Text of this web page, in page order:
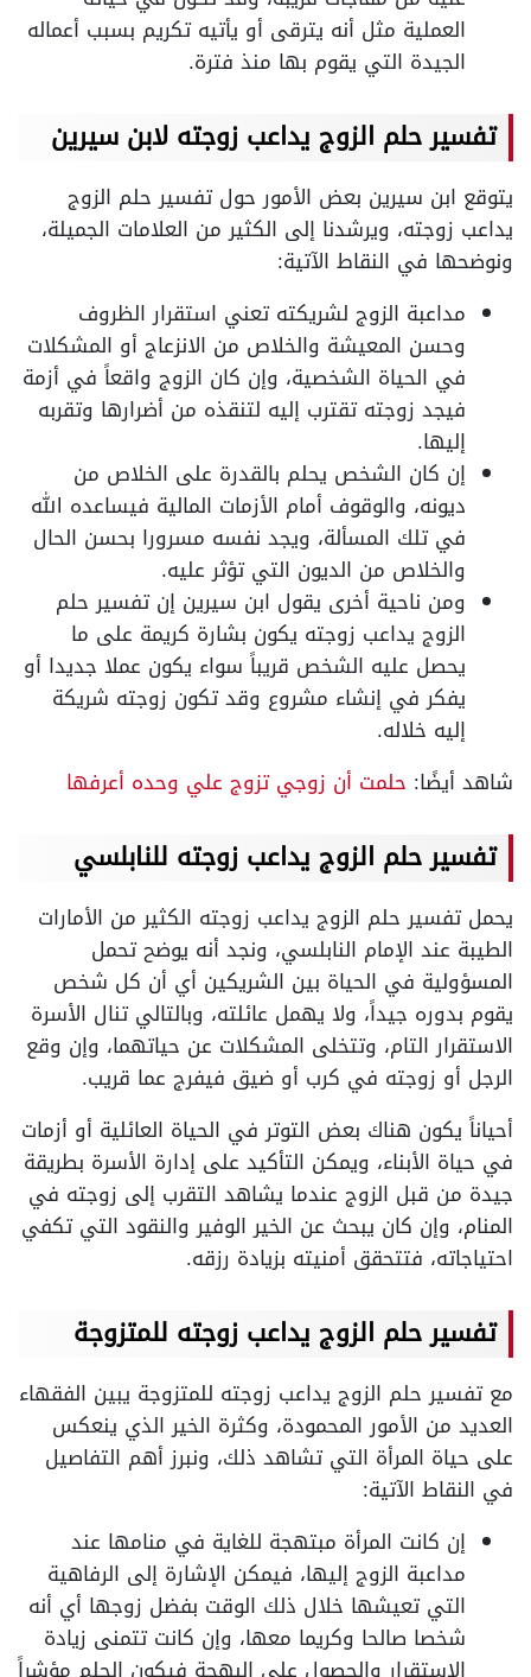
العملية مثل أنه يترقى أو يأتيه تكريم بسبب أعماله
الجيدة التي يقوم بها منذ فترة.
تفسير حلم الزوج يداعب زوجته لابن سيرين
يتوقع ابن سيرين بعض الأمور حول تفسير حلم الزوج
يداعب زوجته، ويرشدنا إلى الكثير من العلامات الجميلة،
ونوضحها في النقاط الآتية:
مداعبة الزوج لشريكته تعني استقرار الظروف
وحسن المعيشة والخلاص من الانزعاج أو المشكلات
في الحياة الشخصية، وإن كان الزوج واقعاً في أزمة
فيجد زوجته تقترب إليه لتنقذه من أضرارها وتقربه
إليها.
إن كان الشخص يحلم بالقدرة على الخلاص من
ديونه، والوقوف أمام الأزمات المالية فيساعده الله
في تلك المسألة، ويجد نفسه مسرورا بحسن الحال
والخلاص من الديون التي تؤثر عليه.
ومن ناحية أخرى يقول ابن سيرين إن تفسير حلم
الزوج يداعب زوجته يكون بشارة كريمة على ما
يحصل عليه الشخص قريباً سواء يكون عملا جديدا أو
يفكر في إنشاء مشروع وقد تكون زوجته شريكة
إليه خلاله.
شاهد أيضًا: حلمت أن زوجي تزوج علي وحده أعرفها
تفسير حلم الزوج يداعب زوجته للنابلسي
يحمل تفسير حلم الزوج يداعب زوجته الكثير من الأمارات
الطيبة عند الإمام النابلسي، ونجد أنه يوضح تحمل
المسؤولية في الحياة بين الشريكين أي أن كل شخص
يقوم بدوره جيداً، ولا يهمل عائلته، وبالتالي تنال الأسرة
الاستقرار التام، وتتخلى المشكلات عن حياتهما، وإن وقع
الرجل أو زوجته في كرب أو ضيق فيفرج عما قريب.
أحياناً يكون هناك بعض التوتر في الحياة العائلية أو أزمات
في حياة الأبناء، ويمكن التأكيد على إدارة الأسرة بطريقة
جيدة من قبل الزوج عندما يشاهد التقرب إلى زوجته في
المنام، وإن كان يبحث عن الخير الوفير والنقود التي تكفي
احتياجاته، فتتحقق أمنيته بزيادة رزقه.
تفسير حلم الزوج يداعب زوجته للمتزوجة
مع تفسير حلم الزوج يداعب زوجته للمتزوجة يبين الفقهاء
العديد من الأمور المحمودة، وكثرة الخير الذي ينعكس
على حياة المرأة التي تشاهد ذلك، ونبرز أهم التفاصيل
في النقاط الآتية:
إن كانت المرأة مبتهجة للغاية في منامها عند
مداعبة الزوج إليها، فيمكن الإشارة إلى الرفاهية
التي تعيشها خلال ذلك الوقت بفضل زوجها أي أنه
شخصا صالحا وكريما معها، وإن كانت تتمنى زيادة